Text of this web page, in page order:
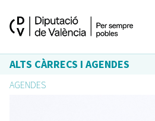
ALTS CÀRRECS I AGENDES
AGENDES